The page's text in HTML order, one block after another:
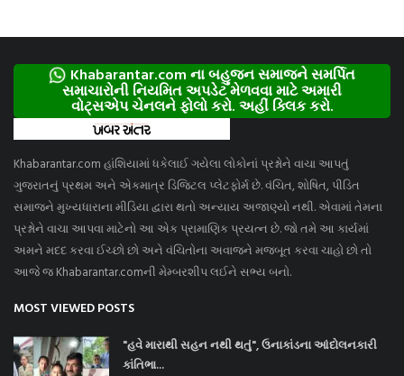
Khabarantar.com ના બહુજન સમાજને સમર્પિત
સમાચારોની નિયમિત અપડેટ મેળવવા માટે અમારી
વોટ્સએપ ચેનલને ફોલો કરો. અહીં ક્લિક કરો.
Khabarantar.com હાંશિયામાં ધકેલાઈ ગયેલા લોકોનાં પ્રશ્નોને વાચા આપતું
ગુજરાતનું પ્રથમ અને એકમાત્ર ડિજિટલ પ્લેટફોર્મ છે. વંચિત, શોષિત, પીડિત
સમાજને મુખ્યધારાના મીડિયા દ્વારા થતો અન્યાય અજાણ્યો નથી. એવામાં તેમના
પ્રશ્નોને વાચા આપવા માટેનો આ એક પ્રામાણિક પ્રયત્ન છે. જો તમે આ કાર્યમાં
અમને મદદ કરવા ઈચ્છો છો અને વંચિતોના અવાજને મજબૂત કરવા ચાહો છો તો
આજે જ Khabarantar.comની મેમ્બરશીપ લઈને સભ્ય બનો.
MOST VIEWED POSTS
"હવે મારાથી સહન નથી થતું", ઉનાકાંડના આંદોલનકારી
કાંતિભા...